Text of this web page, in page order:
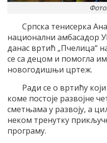
Српска тенисерка
национални амбасадор
данас вртић „Пчелица“
се са децом и помогла
новогодишњи цртеж.
Ради се о вртићу
коме постоје развојне
сметњама у развоју, а
неком тренутку
програму.